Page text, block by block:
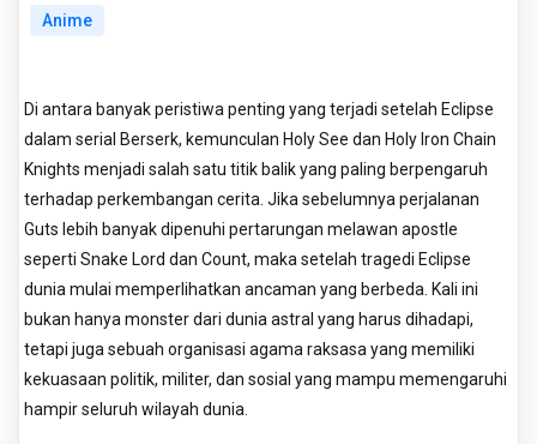
Anime
Di antara banyak peristiwa penting yang terjadi setelah Eclipse
dalam serial Berserk, kemunculan Holy See dan Holy Iron Chain
Knights menjadi salah satu titik balik yang paling berpengaruh
terhadap perkembangan cerita. Jika sebelumnya perjalanan
Guts lebih banyak dipenuhi pertarungan melawan apostle
seperti Snake Lord dan Count, maka setelah tragedi Eclipse
dunia mulai memperlihatkan ancaman yang berbeda. Kali ini
bukan hanya monster dari dunia astral yang harus dihadapi,
tetapi juga sebuah organisasi agama raksasa yang memiliki
kekuasaan politik, militer, dan sosial yang mampu memengaruhi
hampir seluruh wilayah dunia.